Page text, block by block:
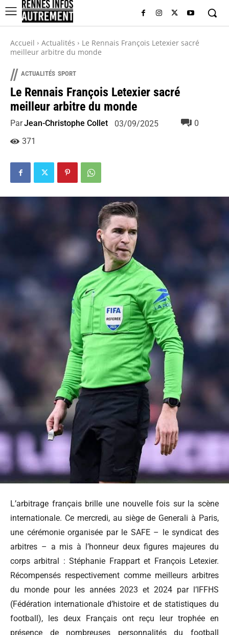
Accueil Actualités
Le Rennais François Letexier sacré
meilleur arbitre du monde
// ACTUALITÉS SPORT
Le Rennais François Letexier sacré
meilleur arbitre du monde
ParJean-Christophe Collet 03/09/2025
0
371
L’arbitrage français brille une nouvelle fois sur la scène
internationale. Ce mercredi, au siège de Generali à Paris,
une cérémonie organisée par le SAFE – le syndicat des
arbitres – a mis à l’honneur deux figures majeures du
corps arbitral : Stéphanie Frappart et François Letexier.
Récompensés respectivement comme meilleurs arbitres
du monde pour les années 2023 et 2024 par l’IFFHS
(Fédération internationale d’histoire et de statistiques du
football), les deux Français ont reçu leur trophée en
présence de nombreuses personnalités du football